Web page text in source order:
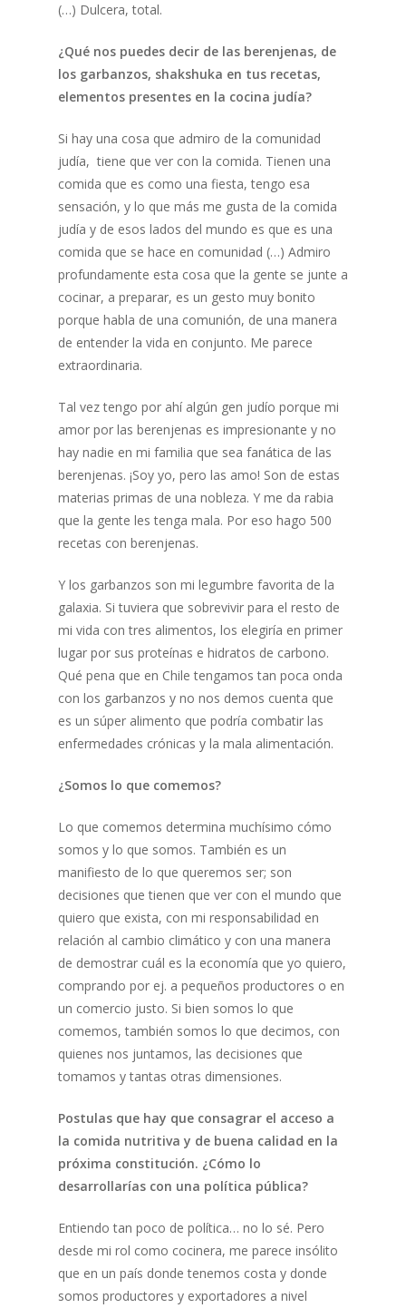
(…) Dulcera, total.
¿Qué nos puedes decir de las berenjenas, de
los garbanzos, shakshuka en tus recetas,
elementos presentes en la cocina judía?
Si hay una cosa que admiro de la comunidad
judía, tiene que ver con la comida. Tienen una
comida que es como una fiesta, tengo esa
sensación, y lo que más me gusta de la comida
judía y de esos lados del mundo es que es una
comida que se hace en comunidad (…) Admiro
profundamente esta cosa que la gente se junte a
cocinar, a preparar, es un gesto muy bonito
porque habla de una comunión, de una manera
de entender la vida en conjunto. Me parece
extraordinaria.
Tal vez tengo por ahí algún gen judío porque mi
amor por las berenjenas es impresionante y no
hay nadie en mi familia que sea fanática de las
berenjenas. ¡Soy yo, pero las amo! Son de estas
materias primas de una nobleza. Y me da rabia
que la gente les tenga mala. Por eso hago 500
recetas con berenjenas.
Y los garbanzos son mi legumbre favorita de la
galaxia. Si tuviera que sobrevivir para el resto de
mi vida con tres alimentos, los elegiría en primer
lugar por sus proteínas e hidratos de carbono.
Qué pena que en Chile tengamos tan poca onda
con los garbanzos y no nos demos cuenta que
es un súper alimento que podría combatir las
enfermedades crónicas y la mala alimentación.
¿Somos lo que comemos?
Lo que comemos determina muchísimo cómo
somos y lo que somos. También es un
manifiesto de lo que queremos ser; son
decisiones que tienen que ver con el mundo que
quiero que exista, con mi responsabilidad en
relación al cambio climático y con una manera
de demostrar cuál es la economía que yo quiero,
comprando por ej. a pequeños productores o en
un comercio justo. Si bien somos lo que
comemos, también somos lo que decimos, con
quienes nos juntamos, las decisiones que
tomamos y tantas otras dimensiones.
Postulas que hay que consagrar el acceso a
la comida nutritiva y de buena calidad en la
próxima constitución. ¿Cómo lo
desarrollarías con una política pública?
Entiendo tan poco de política… no lo sé. Pero
desde mi rol como cocinera, me parece insólito
que en un país donde tenemos costa y donde
somos productores y exportadores a nivel